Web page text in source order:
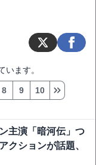
います。
8 9 10
主演「暗河伝」つ
クションが話題、